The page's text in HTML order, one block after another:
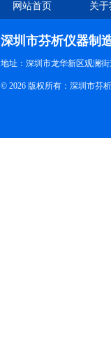
网站首页 关
深圳市芬析仪器制
地址：深圳市龙华新区观澜
© 2026 版权所有：深圳市芬